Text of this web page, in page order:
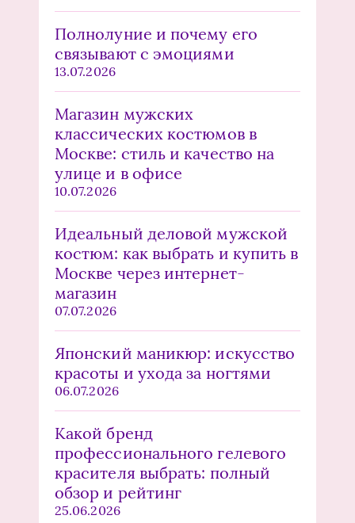
Полнолуние и почему его
связывают с эмоциями
13.07.2026
Магазин мужских
классических костюмов в
Москве: стиль и качество на
улице и в офисе
10.07.2026
Идеальный деловой мужской
костюм: как выбрать и купить в
Москве через интернет-
магазин
07.07.2026
Японский маникюр: искусство
красоты и ухода за ногтями
06.07.2026
Какой бренд
профессионального гелевого
красителя выбрать: полный
обзор и рейтинг
25.06.2026